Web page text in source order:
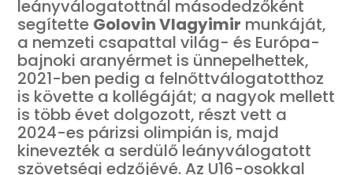
leányválogatottnál másodedzőként
segítette Golovin Vlagyimir munkáját,
a nemzeti csapattal világ- és Európa-
bajnoki aranyérmet is ünnepelhettek,
2021-ben pedig a felnőttválogatotthoz
is követte a kollégáját; a nagyok mellett
is több évet dolgozott, részt vett a
2024-es párizsi olimpián is, majd
kinevezték a serdülő leányválogatott
szövetségi edzőjévé. Az U16-osokkal